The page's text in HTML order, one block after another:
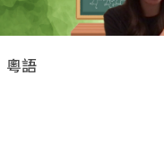
粵語